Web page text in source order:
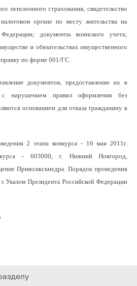
пенсионного страхования, свидетельство
органе по месту жительства на
документы воинского учета;
и обязательствах имущественного
по форме 001/ГС.
документов, предоставление их в
нарушением правил оформления без
основанием для отказа гражданину в
2 этапа конкурса - 16 мая 2011г.
- 603000, г. Нижний Новгород,
Приволжскнедра. Порядок проведения
с Указом Президента Российской Федерации